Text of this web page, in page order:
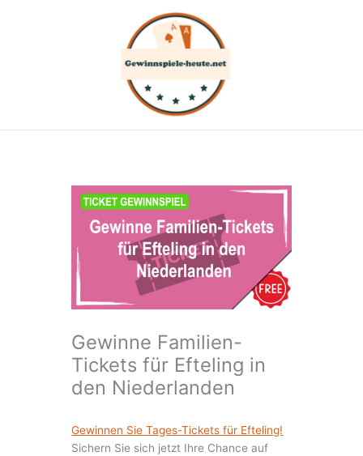
Gewinne Familien-
Tickets für Efteling in
den Niederlanden
Gewinnen Sie Tages-Tickets für Efteling!
Sichern Sie sich jetzt Ihre Chance auf